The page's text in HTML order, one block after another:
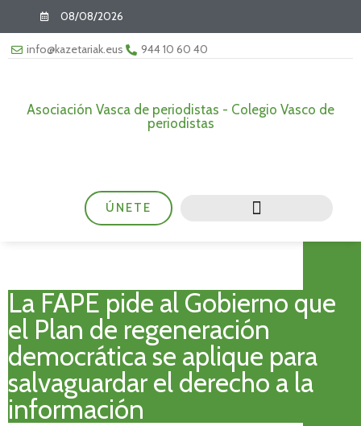
08/08/2026
info@kazetariak.eus 944 10 60 40
Asociación Vasca de periodistas - Colegio Vasco de
periodistas
ÚNETE
La FAPE pide al Gobierno que
el Plan de regeneración
democrática se aplique para
salvaguardar el derecho a la
información